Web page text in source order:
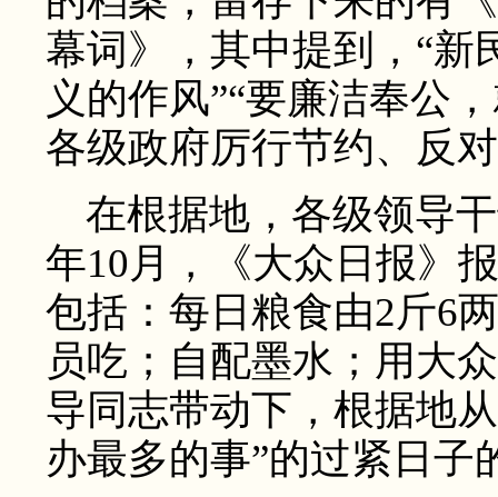
幕词》，其中提到，“新
义的作风”“要廉洁奉公
各级政府厉行节约、反
在根据地，各级领导
年10月，《大众日报》
包括：每日粮食由2斤6
员吃；自配墨水；用大
导同志带动下，根据地
办最多的事”的过紧日子